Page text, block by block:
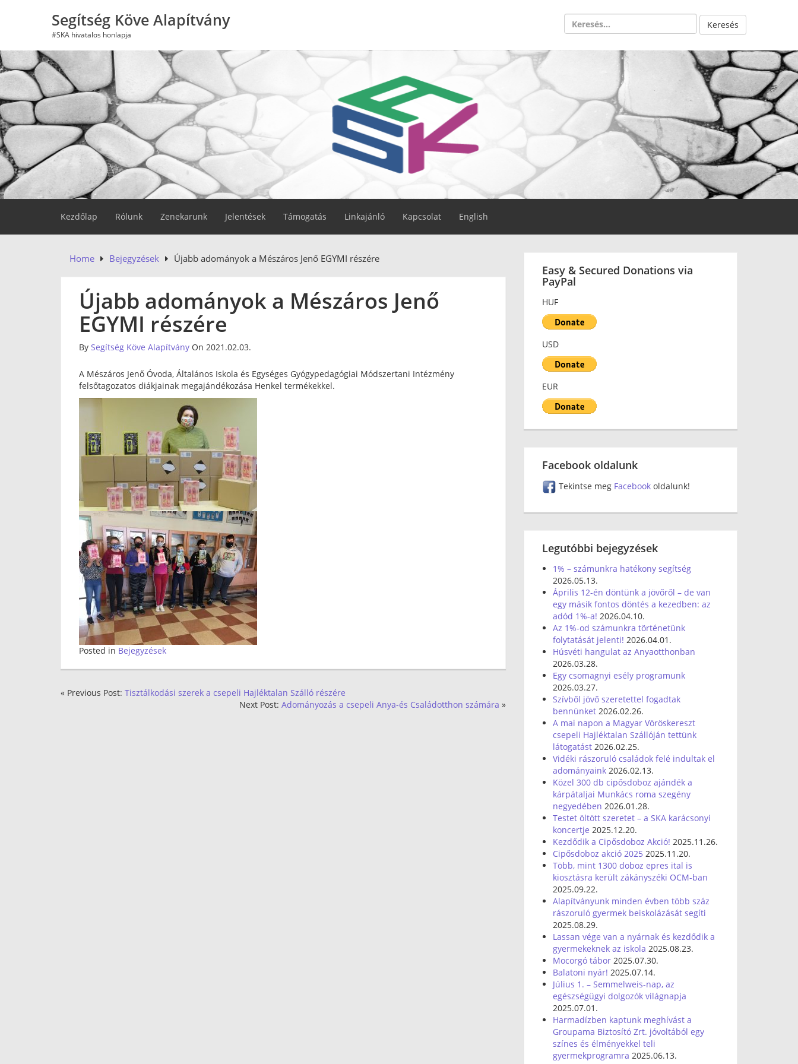
Segítség Köve Alapítvány
#SKA hivatalos honlapja
Keresés:
Kezdőlap Rólunk Zenekarunk Jelentések Támogatás Linkajánló Kapcsolat English
Home Bejegyzések Újabb adományok a Mészáros Jenő EGYMI részére
Újabb adományok a Mészáros Jenő
EGYMI részére
By Segítség Köve Alapítvány On 2021.02.03.
A Mészáros Jenő Óvoda, Általános Iskola és Egységes Gyógypedagógiai Módszertani Intézmény
felsőtagozatos diákjainak megajándékozása Henkel termékekkel.
Posted in Bejegyzések
« Previous Post: Tisztálkodási szerek a csepeli Hajléktalan Szálló részére
Next Post: Adományozás a csepeli Anya-és Családotthon számára »
Easy & Secured Donations via
PayPal
HUF
USD
EUR
Facebook oldalunk
Tekintse meg Facebook oldalunk!
Legutóbbi bejegyzések
1% – számunkra hatékony segítség
2026.05.13.
Április 12-én döntünk a jövőről – de van
egy másik fontos döntés a kezedben: az
adód 1%-a! 2026.04.10.
Az 1%-od számunkra történetünk
folytatását jelenti! 2026.04.01.
Húsvéti hangulat az Anyaotthonban
2026.03.28.
Egy csomagnyi esély programunk
2026.03.27.
Szívből jövő szeretettel fogadtak
bennünket 2026.02.26.
A mai napon a Magyar Vöröskereszt
csepeli Hajléktalan Szállóján tettünk
látogatást 2026.02.25.
Vidéki rászoruló családok felé indultak el
adományaink 2026.02.13.
Közel 300 db cipősdoboz ajándék a
kárpátaljai Munkács roma szegény
negyedében 2026.01.28.
Testet öltött szeretet – a SKA karácsonyi
koncertje 2025.12.20.
Kezdődik a Cipősdoboz Akció! 2025.11.26.
Cipősdoboz akció 2025 2025.11.20.
Több, mint 1300 doboz epres ital is
kiosztásra került zákányszéki OCM-ban
2025.09.22.
Alapítványunk minden évben több száz
rászoruló gyermek beiskolázását segíti
2025.08.29.
Lassan vége van a nyárnak és kezdődik a
gyermekeknek az iskola 2025.08.23.
Mocorgó tábor 2025.07.30.
Balatoni nyár! 2025.07.14.
Július 1. – Semmelweis-nap, az
egészségügyi dolgozók világnapja
2025.07.01.
Harmadízben kaptunk meghívást a
Groupama Biztosító Zrt. jóvoltából egy
színes és élményekkel teli
gyermekprogramra 2025.06.13.